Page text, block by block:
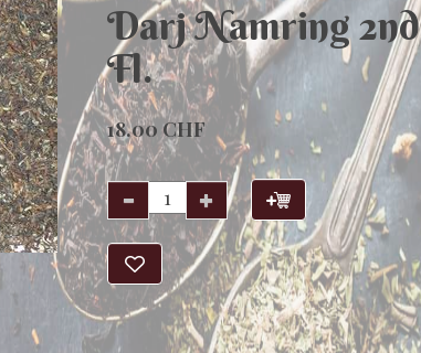
Darj Namring 2nd
Fl.
18.00 CHF